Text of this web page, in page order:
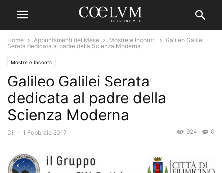
Home Appuntamenti del Mese Mostre e Incontri
Galileo Galilei
Serata dedicata al padre della Scienza Moderna
Mostre e Incontri
Galileo Galilei Serata
dedicata al padre della
Scienza Moderna
Di - 1 Febbraio 2017 0
924